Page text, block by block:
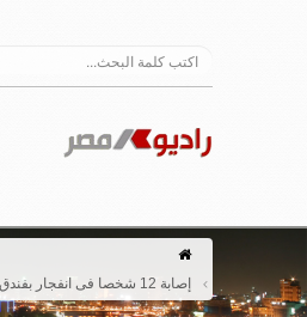
إصابة 12 شخصا فى انفجار بفندق شهير بوسط لندن